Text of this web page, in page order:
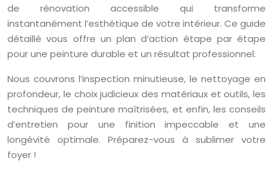
de rénovation accessible qui transforme
instantanément l’esthétique de votre intérieur. Ce guide
détaillé vous offre un plan d’action étape par étape
pour une peinture durable et un résultat professionnel.
Nous couvrons l’inspection minutieuse, le nettoyage en
profondeur, le choix judicieux des matériaux et outils, les
techniques de peinture maîtrisées, et enfin, les conseils
d’entretien pour une finition impeccable et une
longévité optimale. Préparez-vous à sublimer votre
foyer !